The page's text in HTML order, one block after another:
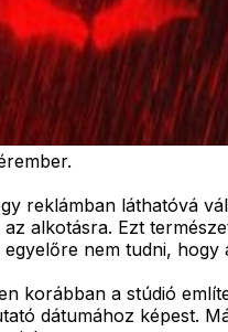
reklámban láthatóvá
alkotásra. Ezt
nem tudni,
korábban a stúdió
dátumához képest.